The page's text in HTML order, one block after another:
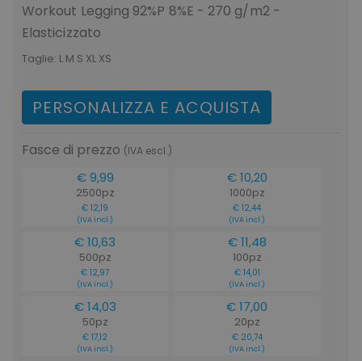
Workout Legging 92%P 8%E - 270 g/m2 -
Elasticizzato
Taglie: L M S XL XS
PERSONALIZZA E ACQUISTA
Fasce di prezzo (IVA escl.)
€ 9,99
2500pz
€ 12,19
(IVA incl.)
€ 10,20
1000pz
€ 12,44
(IVA incl.)
€ 10,63
500pz
€ 12,97
(IVA incl.)
€ 11,48
100pz
€ 14,01
(IVA incl.)
€ 14,03
50pz
€ 17,12
(IVA incl.)
€ 17,00
20pz
€ 20,74
(IVA incl.)